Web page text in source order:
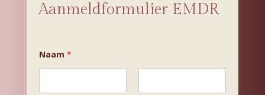
Aanmeldformulier EMDR
e
k
Naam *